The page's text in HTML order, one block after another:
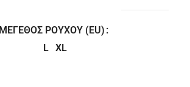
ΜΈΓΕΘΟΣ ΡΟΎΧΟΥ (EU)
L XL